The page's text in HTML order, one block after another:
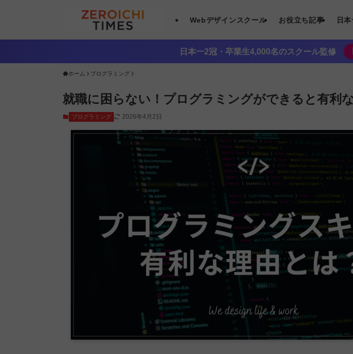
Webデザインスクール お役立ち記事 日
日本一2冠・卒業生4,000名のスクール監修
ホーム プログラミング
就職に困らない！プログラミングができると有利
プログラミング 2026年4月2日